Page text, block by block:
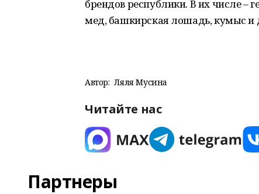
брендов республики. В их числе –
мед, башкирская лошадь, кумыс и
Автор: Ляля Мусина
Читайте нас
Партнеры